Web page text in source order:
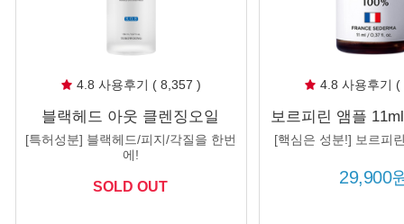
4.8 사용후기 ( 8,357 )
블랙헤드 아웃 클렌징오일
150ml 피지 블랙헤드 녹이는 오
일 화이트헤드제거 호호바씨오
[특허성분] 블랙헤드/피지/각질을 한번
에!
SOLD OUT
4.8 사용후기
보르피린 앰플
스 세더마 보르피
[핵심은 성분!] 보르피
29,900